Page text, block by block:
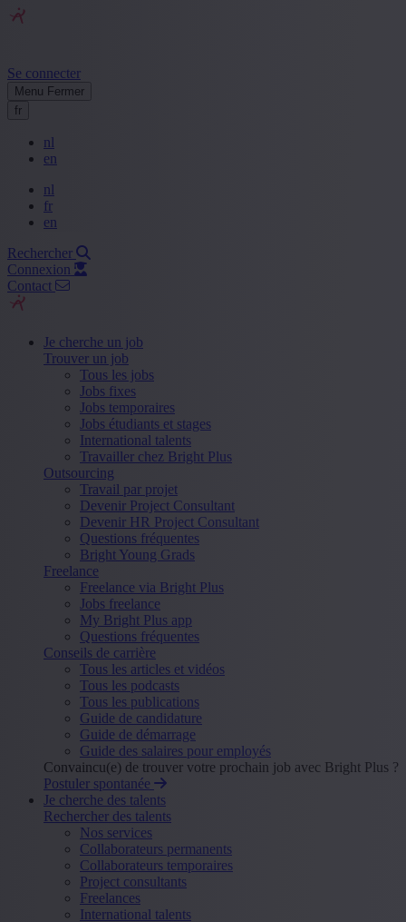
Se connecter
Menu Fermer
fr
nl
en
nl
fr
en
Rechercher
Connexion
Contact
Je cherche un job
Trouver un job
Tous les jobs
Jobs fixes
Jobs temporaires
Jobs étudiants et stages
International talents
Travailler chez Bright Plus
Outsourcing
Travail par projet
Devenir Project Consultant
Devenir HR Project Consultant
Questions fréquentes
Bright Young Grads
Freelance
Freelance via Bright Plus
Jobs freelance
My Bright Plus app
Questions fréquentes
Conseils de carrière
Tous les articles et vidéos
Tous les podcasts
Tous les publications
Guide de candidature
Guide de démarrage
Guide des salaires pour employés
Convaincu(e) de trouver votre prochain job avec Bright Plus ?
Postuler spontanée
Je cherche des talents
Rechercher des talents
Nos services
Collaborateurs permanents
Collaborateurs temporaires
Project consultants
Freelances
International talents